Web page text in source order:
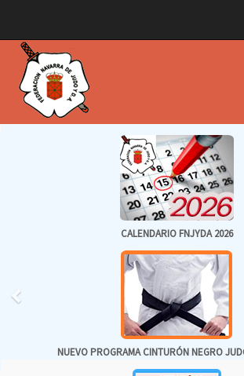
CALENDARIO FNJYDA 2026
NUEVO PROGRAMA CINTURÓN NEGRO